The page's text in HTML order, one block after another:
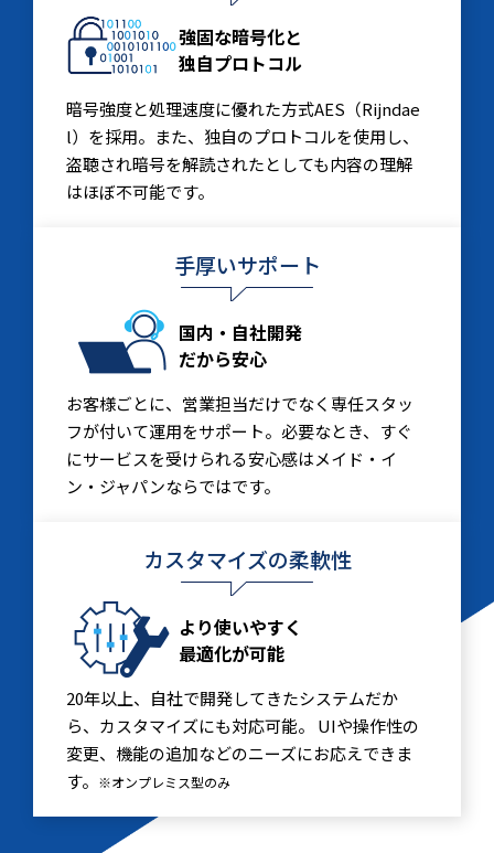
強固な暗号化と
独自プロトコル
暗号強度と処理速度に優れた方式AES（Rijndae
l）を採用。また、独自のプロトコルを使用し、
盗聴され暗号を解読されたとしても内容の理解
はほぼ不可能です。
手厚いサポート
国内・自社開発
だから安心
お客様ごとに、営業担当だけでなく専任スタッ
フが付いて運用をサポート。必要なとき、すぐ
にサービスを受けられる安心感はメイド・イ
ン・ジャパンならではです。
カスタマイズの柔軟性
より使いやすく
最適化が可能
20年以上、自社で開発してきたシステムだか
ら、カスタマイズにも対応可能。 UIや操作性の
変更、機能の追加などのニーズにお応えできま
す。 ※オンプレミス型のみ